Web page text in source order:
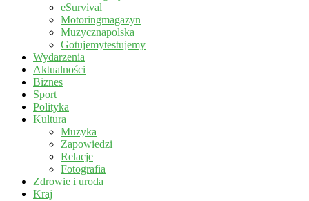
eSurvival
Motoringmagazyn
Muzycznapolska
Gotujemytestujemy
Wydarzenia
Aktualności
Biznes
Sport
Polityka
Kultura
Muzyka
Zapowiedzi
Relacje
Fotografia
Zdrowie i uroda
Kraj